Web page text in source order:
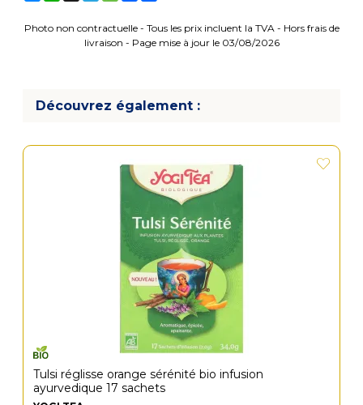
Photo non contractuelle - Tous les prix incluent la TVA - Hors frais de
livraison - Page mise à jour le 03/08/2026
Découvrez également :
Tulsi réglisse orange sérénité bio infusion
ayurvedique 17 sachets